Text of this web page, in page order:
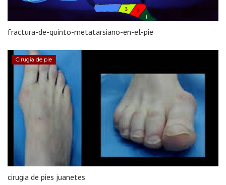
fractura-de-quinto-metatarsiano-en-el-pie
Cirugia de pie
cirugia de pies juanetes